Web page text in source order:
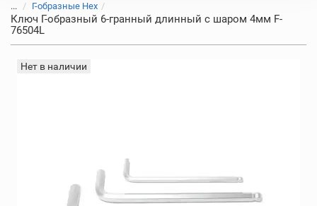
... Г-образные Hex
Ключ Г-образный 6-гранный длинный с шаром 4мм F-
76504L
Нет в наличии